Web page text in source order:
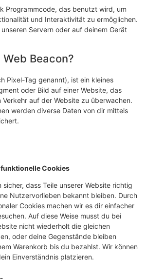
Programmcode, das benutzt wird, um
und Interaktivität zu ermöglichen.
Servern oder auf deinem Gerät
Beacon?
Pixel-Tag genannt), ist ein kleines
oder Bild auf einer Website, das
auf der Website zu überwachen.
werden diverse Daten von dir mittels
funktionelle Cookies
sicher, dass Teile unserer Website richtig
Nutzervorlieben bekannt bleiben. Durch
Cookies machen wir es dir einfacher
Auf diese Weise musst du bei
nicht wiederholt die gleichen
oder deine Gegenstände bleiben
Warenkorb bis du bezahlst. Wir können
Einverständnis platzieren.